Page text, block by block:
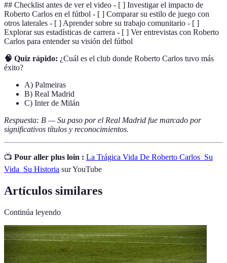
## Checklist antes de ver el video - [ ] Investigar el impacto de
Roberto Carlos en el fútbol - [ ] Comparar su estilo de juego con
otros laterales - [ ] Aprender sobre su trabajo comunitario - [ ]
Explorar sus estadísticas de carrera - [ ] Ver entrevistas con Roberto
Carlos para entender su visión del fútbol
🧠 Quiz rápido: ¿Cuál es el club donde Roberto Carlos tuvo más
éxito?
A) Palmeiras
B) Real Madrid
C) Inter de Milán
Respuesta: B — Su paso por el Real Madrid fue marcado por
significativos títulos y reconocimientos.
📺 Pour aller plus loin : La Trágica Vida De Roberto Carlos_Su
Vida_Su Historia sur YouTube
Artículos similares
Continúa leyendo